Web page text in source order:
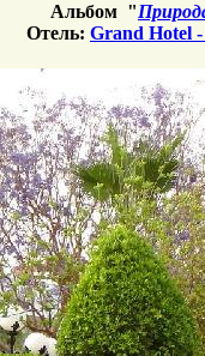
Альбом "
Отель: Grand Hotel